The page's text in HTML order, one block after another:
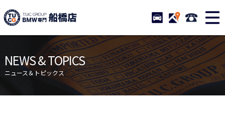
TUCグループ BMW専門 船
STOCK ACCESS 047-
ニュース
在庫リスト
目玉車両一覧
店舗紹介
保証＆サービス
アクセスマップ
NEWS & TOPICS
ニュース＆トピックス